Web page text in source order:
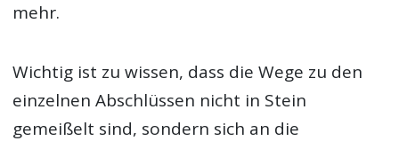
mehr.
Wichtig ist zu wissen, dass die Wege zu den
einzelnen Abschlüssen nicht in Stein
gemeißelt sind, sondern sich an die